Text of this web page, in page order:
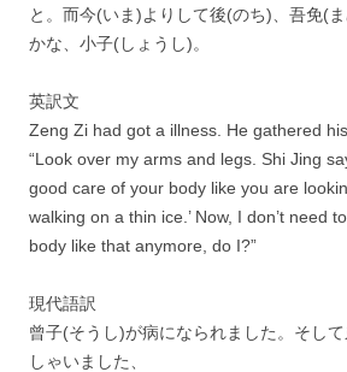
と。而今(いま)よりして後(のち)、吾免(
かな、小子(しょうし)。
英訳文
Zeng Zi had got a illness. He gathered
“Look over my arms and legs. Shi Jing
good care of your body like you are
walking on a thin ice.’ Now, I don’t need
body like that anymore, do I?”
現代語訳
曾子(そうし)が病になられました。そし
しゃいました、